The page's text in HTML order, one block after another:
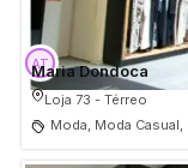
Maria Dondoca
Loja 73 - Térreo
Moda, Moda